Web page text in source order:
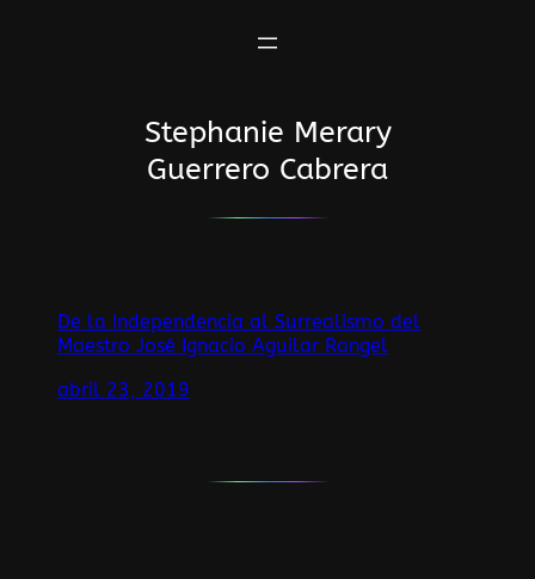
Stephanie Merary
Guerrero Cabrera
De la Independencia al Surrealismo del
Maestro José Ignacio Aguilar Rangel
abril 23, 2019